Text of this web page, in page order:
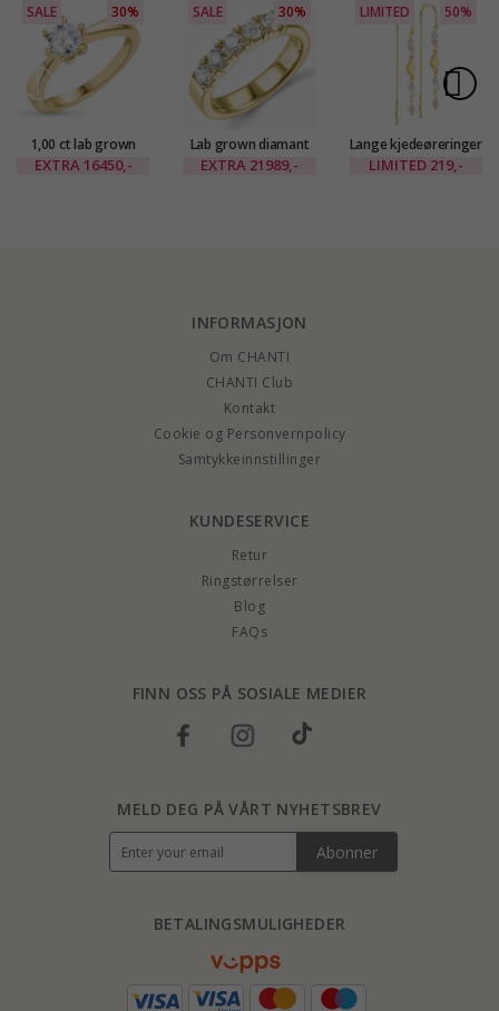
SALE 30%
1,00 ct lab grown
diamant ring i 14
EXTRA 16450,-
SALE 30%
Lab grown diamant
alliansering i 14 karat
EXTRA 21989,-
LIMITED 50%
Lange kjedeøreringer
i forgylt messing -
LIMITED 219,-
INFORMASJON
Om CHANTI
CHANTI Club
Kontakt
Cookie og Personvernpolicy
Samtykkeinnstillinger
KUNDESERVICE
Retur
Ringstørrelser
Blog
FAQs
FINN OSS PÅ SOSIALE MEDIER
BETALINGSMULIGHEDER
MELD DEG PÅ VÅRT NYHETSBREV
Abonner